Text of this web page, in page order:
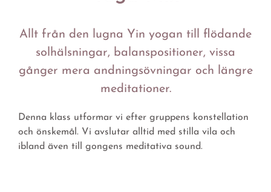
Allt från den lugna Yin yogan till flödande
solhälsningar, balanspositioner, vissa
gånger mera andningsövningar och längre
meditationer.
Denna klass utformar vi efter gruppens konstellation
och önskemål. Vi avslutar alltid med stilla vila och
ibland även till gongens meditativa sound.